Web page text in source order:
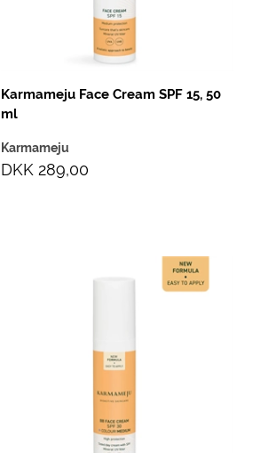
Karmameju Face Cream SPF 15, 50
ml
Karmameju
DKK 289,00